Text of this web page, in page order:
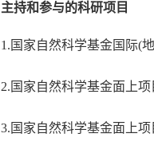
主持和参与的科研项目
1.国家自然科学基金国际(
2.国家自然科学基金面上
3.国家自然科学基金面上